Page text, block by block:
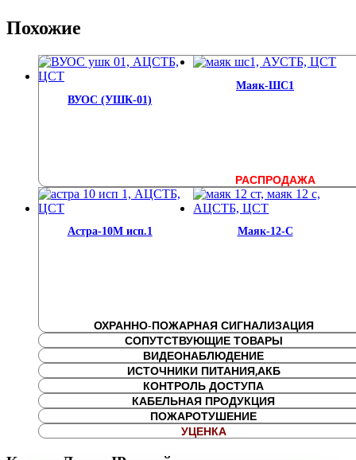
Похожие
ВУОС (УШК-01)
Маяк-ШС1
Астра-10М исп.1 Маяк-12-С
РАСПРОДАЖА
ОХРАННО-ПОЖАРНАЯ СИГНАЛИЗАЦИЯ
СОПУТСТВУЮЩИЕ ТОВАРЫ
ВИДЕОНАБЛЮДЕНИЕ
ИСТОЧНИКИ ПИТАНИЯ,АКБ
КОНТРОЛЬ ДОСТУПА
КАБЕЛЬНАЯ ПРОДУКЦИЯ
ПОЖАРОТУШЕНИЕ
УЦЕНКА